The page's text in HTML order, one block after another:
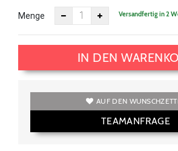
Menge Versandfertig in 2
IN DEN
AUF DEN
TEAMANFRAGE